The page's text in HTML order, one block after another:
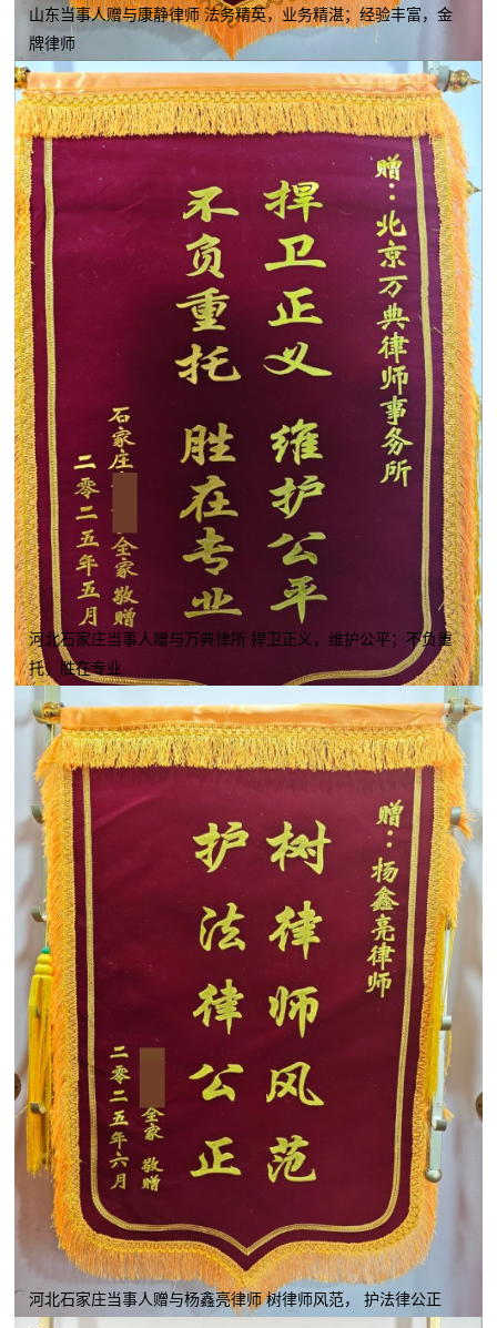
山东当事人赠与康静律师 法务精英，业务精湛；经验丰富，金
牌律师
河北石家庄当事人赠与万典律所 捍卫正义，维护公平；不负重
托，胜在专业
河北石家庄当事人赠与杨鑫亮律师 树律师风范， 护法律公正